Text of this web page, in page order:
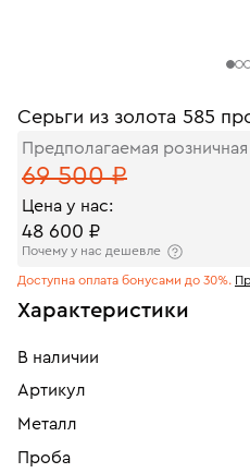
Серьги из золота 585
Предполагаемая
69 500 ₽
Цена у нас:
48 600 ₽
Почему у нас дешевле
Доступна оплата бонусами до 30%.
Характеристики
В наличии
Артикул
Металл
Проба